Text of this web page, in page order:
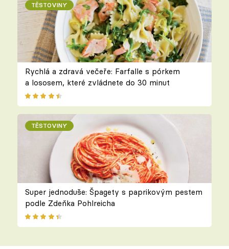
TĚSTOVINY
Rychlá a zdravá večeře: Farfalle s pórkem
a lososem, které zvládnete do 30 minut
TĚSTOVINY
Super jednoduše: Špagety s paprikovým pestem
podle Zdeňka Pohlreicha